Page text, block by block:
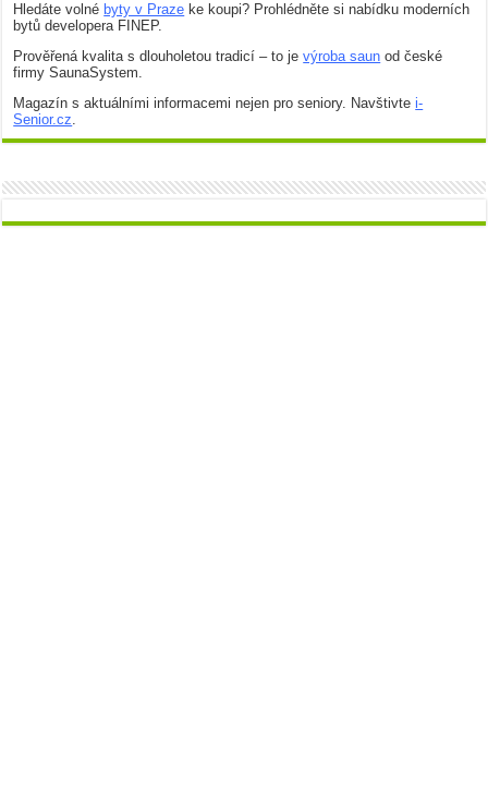
Hledáte volné byty v Praze ke koupi? Prohlédněte si nabídku moderních
bytů developera FINEP.
Prověřená kvalita s dlouholetou tradicí – to jevýroba saun od české
firmy SaunaSystem.
Magazín s aktuálními informacemi nejen pro seniory. Navštivtei-
Senior.cz.